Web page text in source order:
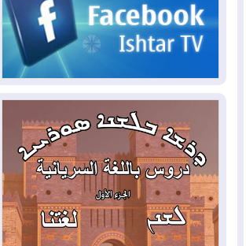
2026-08-06مئات القاصرين بلا مأوى.. أزمة
سبتة تتصاعد وتضغط على مدريد
لمدة عام.. بدء توريد 100
مليون قدم مكعب يومياً من غاز كورمور في
إقليم كوردستان إلى وزارة الكهرباء العراقية
2026-08-05
15كارثة بيئية ومناخية ترسم
ملامح أخطر التحديات التي تواجه العراق
اليوم
2026-08-05
حرائق فرنسا.. توقيف 402
شخص بينهم 156 قاصرا منذ بداية موسم
الحرائق